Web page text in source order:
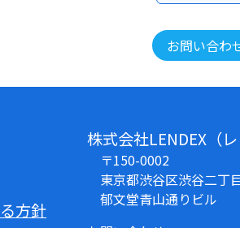
方針
株式会社LENDEX（レ
〒150-0002
東京都渋谷区渋谷二丁
郁文堂青山通りビル